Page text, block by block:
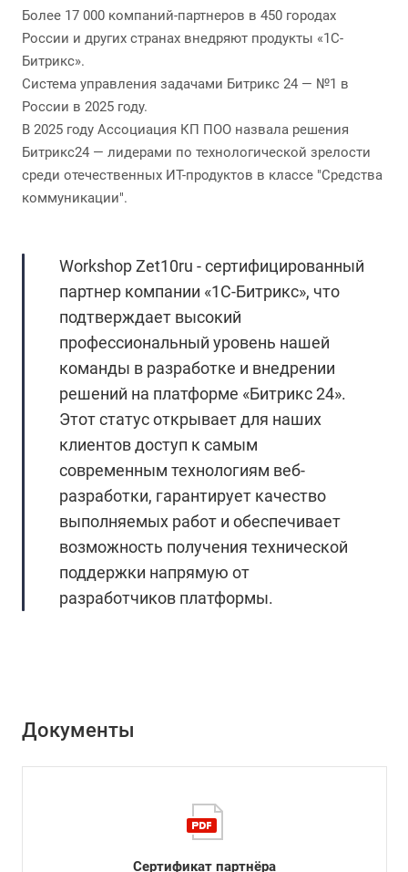
Более 17 000 компаний-партнеров в 450 городах
России и других странах внедряют продукты «1C-
Битрикс».
Система управления задачами Битрикс 24 — №1 в
России в 2025 году.
В 2025 году Ассоциация КП ПОО назвала решения
Битрикс24 — лидерами по технологической зрелости
среди отечественных ИТ-продуктов в классе "Средства
коммуникации".
Workshop Zet10ru - сертифицированный
партнер компании «1С-Битрикс», что
подтверждает высокий
профессиональный уровень нашей
команды в разработке и внедрении
решений на платформе «Битрикс 24».
Этот статус открывает для наших
клиентов доступ к самым
современным технологиям веб-
разработки, гарантирует качество
выполняемых работ и обеспечивает
возможность получения технической
поддержки напрямую от
разработчиков платформы.
Документы
Сертификат партнёра